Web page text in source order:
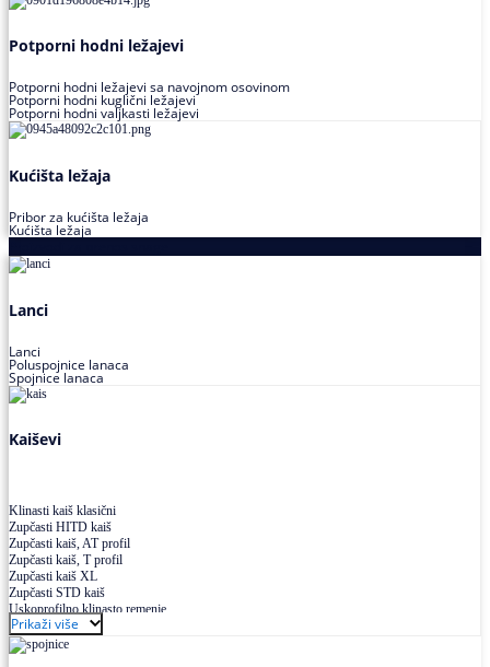
Potporni hodni ležajevi
Potporni hodni ležajevi sa navojnom osovinom
Potporni hodni kuglični ležajevi
Potporni hodni valjkasti ležajevi
Kućišta ležaja
Pribor za kućišta ležaja
Kućišta ležaja
Lanci
Lanci
Poluspojnice lanaca
Spojnice lanaca
Kaiševi
Klinasti kaiš klasični
Zupčasti HITD kaiš
Zupčasti kaiš, AT profil
Zupčasti kaiš, T profil
Zupčasti kaiš XL
Zupčasti STD kaiš
Uskoprofilno klinasto remenje
Uskoprofilno klinasto remenje spojeno
Uskoprofilno klinasto remenje XP extra power
Višekanalno remenje PJ,PK
Prikaži više